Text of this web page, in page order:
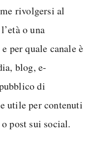
rivolgersi al
o una
per quale canale è
blog, e-
di
utile per contenuti
post sui social.